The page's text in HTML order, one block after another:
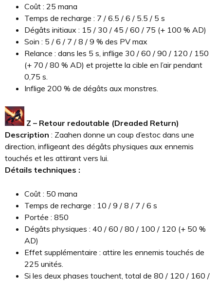
Coût : 25 mana
Temps de recharge : 7 / 6.5 / 6 / 5.5 / 5 s
Dégâts initiaux : 15 / 30 / 45 / 60 / 75 (+ 100 % AD)
Soin : 5 / 6 / 7 / 8 / 9 % des PV max
Relance : dans les 5 s, inflige 30 / 60 / 90 / 120 / 150
(+ 70 / 80 % AD) et projette la cible en l’air pendant
0,75 s.
Inflige 200 % de dégâts aux monstres.
Z – Retour redoutable (Dreaded Return)
Description : Zaahen donne un coup d’estoc dans une
direction, infligeant des dégâts physiques aux ennemis
touchés et les attirant vers lui.
Détails techniques :
Coût : 50 mana
Temps de recharge : 10 / 9 / 8 / 7 / 6 s
Portée : 850
Dégâts physiques : 40 / 60 / 80 / 100 / 120 (+ 50 %
AD)
Effet supplémentaire : attire les ennemis touchés de
225 unités.
Si les deux phases touchent, total de 80 / 120 / 160 /